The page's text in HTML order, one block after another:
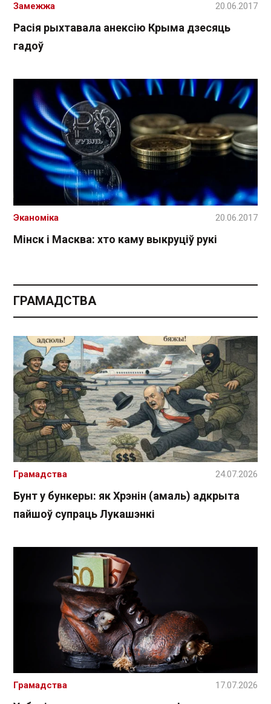
Расія рыхтавала анексію Крыма дзесяць
гадоў
Замежжа 20.06.2017
Мінск і Масква: хто каму выкруціў рукі
Эканоміка 20.06.2017
ГРАМАДСТВА
Бунт у бункеры: як Хрэнін (амаль) адкрыта
пайшоў супраць Лукашэнкі
Грамадства 24.07.2026
Грамадства 17.07.2026